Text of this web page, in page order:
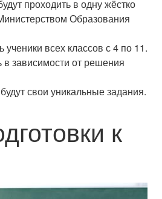
проходить в одну жёстко
Образования
ученики всех классов с 4 по 11.
в зависимости от решения
свои уникальные задания.
к